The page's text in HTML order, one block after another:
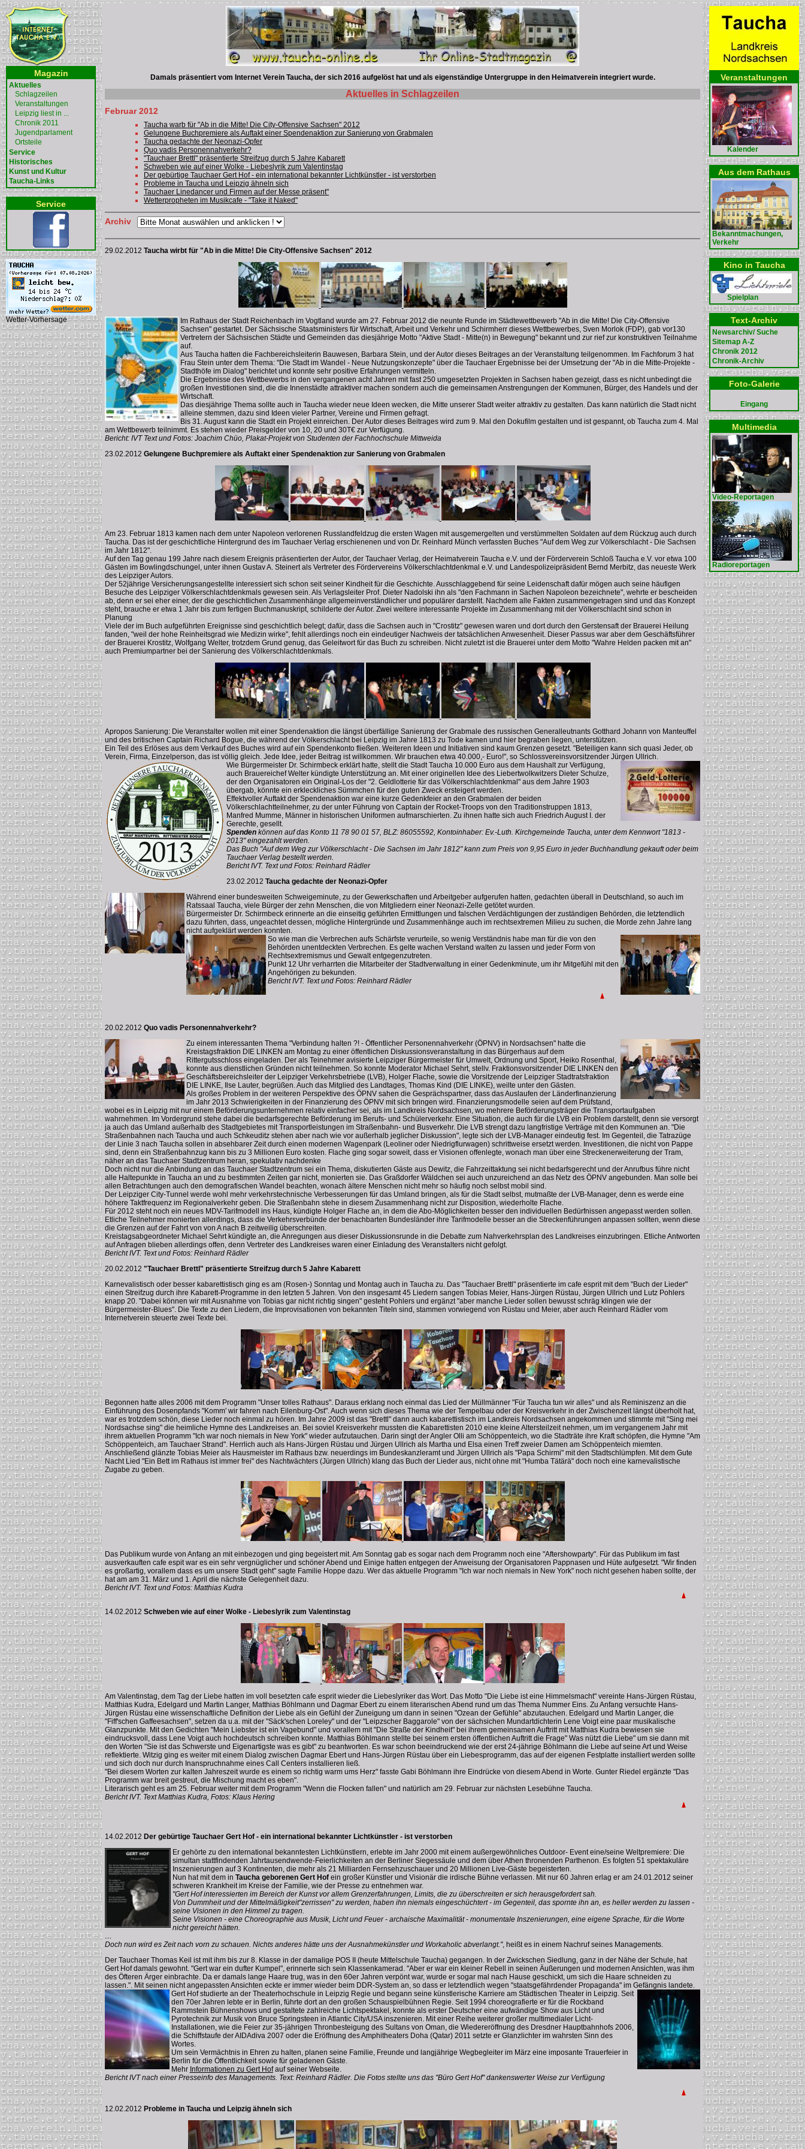
Magazin
Aktuelles
Schlagzeilen
Veranstaltungen
Leipzig liest in ...
Chronik 2011
Jugendparlament
Ortsteile
Service
Historisches
Kunst und Kultur
Taucha-Links
Service
Wetter-Vorhersage
Damals präsentiert vom Internet Verein Taucha, der sich 2016 aufgelöst hat und als eigenständige Untergruppe in den Heimatverein integriert wurde.
Aktuelles in Schlagzeilen
Februar 2012
Taucha warb für "Ab in die Mitte! Die City-Offensive Sachsen" 2012
Gelungene Buchpremiere als Auftakt einer Spendenaktion zur Sanierung von Grabmalen
Taucha gedachte der Neonazi-Opfer
Quo vadis Personennahverkehr?
"Tauchaer Brettl" präsentierte Streifzug durch 5 Jahre Kabarett
Schweben wie auf einer Wolke - Liebeslyrik zum Valentinstag
Der gebürtige Tauchaer Gert Hof - ein international bekannter Lichtkünstler - ist verstorben
Probleme in Taucha und Leipzig ähneln sich
Tauchaer Linedancer und Firmen auf der Messe präsent"
Wetterpropheten im Musikcafe - "Take it Naked"
Archiv
29.02.2012 Taucha wirbt für "Ab in die Mitte! Die City-Offensive Sachsen" 2012
Im Rathaus der Stadt Reichenbach im Vogtland wurde am 27. Februar 2012 die neunte Runde im Städtewettbewerb "Ab in die Mitte! Die City-Offensive
Sachsen" gestartet. Der Sächsische Staatsministers für Wirtschaft, Arbeit und Verkehr und Schirmherr dieses Wettbewerbes, Sven Morlok (FDP), gab vor130
Vertretern der Sächsischen Städte und Gemeinden das diesjährige Motto "Aktive Stadt - Mitte(n) in Bewegung" bekannt und zur rief zur konstruktiven Teilnahme
auf.
Aus Taucha hatten die Fachbereichsleiterin Bauwesen, Barbara Stein, und der Autor dieses Beitrages an der Veranstaltung teilgenommen. Im Fachforum 3 hat
Frau Stein unter dem Thema: "Die Stadt im Wandel - Neue Nutzungskonzepte" über die Tauchaer Ergebnisse bei der Umsetzung der "Ab in die Mitte-Projekte -
Stadthöfe im Dialog" berichtet und konnte sehr positive Erfahrungen vermitteln.
Die Ergebnisse des Wettbewerbs in den vergangenen acht Jahren mit fast 250 umgesetzten Projekten in Sachsen haben gezeigt, dass es nicht unbedingt die
großen Investitionen sind, die die Innenstädte attraktiver machen sondern auch die gemeinsamen Anstrengungen der Kommunen, Bürger, des Handels und der
Wirtschaft.
Das diesjährige Thema sollte auch in Taucha wieder neue Ideen wecken, die Mitte unserer Stadt weiter attraktiv zu gestalten. Das kann natürlich die Stadt nicht
alleine stemmen, dazu sind Ideen vieler Partner, Vereine und Firmen gefragt.
Bis 31. August kann die Stadt ein Projekt einreichen. Der Autor dieses Beitrages wird zum 9. Mal den Dokufilm gestalten und ist gespannt, ob Taucha zum 4. Mal
am Wettbewerb teilnimmt. Es stehen wieder Preisgelder von 10, 20 und 30T€ zur Verfügung.
Bericht: IVT Text und Fotos: Joachim Chüo, Plakat-Projekt von Studenten der Fachhochschule Mittweida
23.02.2012 Gelungene Buchpremiere als Auftakt einer Spendenaktion zur Sanierung von Grabmalen
Am 23. Februar 1813 kamen nach dem unter Napoleon verlorenen Russlandfeldzug die ersten Wagen mit ausgemergelten und verstümmelten Soldaten auf dem Rückzug auch durch
Taucha. Das ist der geschichtliche Hintergrund des im Tauchaer Verlag erschienenen und von Dr. Reinhard Münch verfassten Buches "Auf dem Weg zur Völkerschlacht - Die Sachsen
im Jahr 1812".
Auf den Tag genau 199 Jahre nach diesem Ereignis präsentierten der Autor, der Tauchaer Verlag, der Heimatverein Taucha e.V. und der Förderverein Schloß Taucha e.V. vor etwa 100
Gästen im Bowlingdschungel, unter ihnen Gustav A. Steinert als Vertreter des Fördervereins Völkerschlachtdenkmal e.V. und Landespolizeipräsident Bernd Merbitz, das neueste Werk
des Leipziger Autors.
Der 52jährige Versicherungsangestellte interessiert sich schon seit seiner Kindheit für die Geschichte. Ausschlaggebend für seine Leidenschaft dafür mögen auch seine häufigen
Besuche des Leipziger Völkerschlachtdenkmals gewesen sein. Als Verlagsleiter Prof. Dieter Nadolski ihn als "den Fachmann in Sachen Napoleon bezeichnete", wehrte er bescheiden
ab, denn er sei eher einer, der die geschichtlichen Zusammenhänge allgemeinverständlicher und populärer darstellt. Nachdem alle Fakten zusammengetragen sind und das Konzept
steht, brauche er etwa 1 Jahr bis zum fertigen Buchmanuskript, schilderte der Autor. Zwei weitere interessante Projekte im Zusammenhang mit der Völkerschlacht sind schon in
Planung
Viele der im Buch aufgeführten Ereignisse sind geschichtlich belegt; dafür, dass die Sachsen auch in "Crostitz" gewesen waren und dort durch den Gerstensaft der Brauerei Heilung
fanden, "weil der hohe Reinheitsgrad wie Medizin wirke", fehlt allerdings noch ein eindeutiger Nachweis der tatsächlichen Anwesenheit. Dieser Passus war aber dem Geschäftsführer
der Brauerei Krostitz, Wolfgang Welter, trotzdem Grund genug, das Geleitwort für das Buch zu schreiben. Nicht zuletzt ist die Brauerei unter dem Motto "Wahre Helden packen mit an"
auch Premiumpartner bei der Sanierung des Völkerschlachtdenkmals.
Apropos Sanierung: Die Veranstalter wollen mit einer Spendenaktion die längst überfällige Sanierung der Grabmale des russischen Generalleutnants Gotthard Johann von Manteuffel
und des britischen Captain Richard Bogue, die während der Völkerschlacht bei Leipzig im Jahre 1813 zu Tode kamen und hier begraben liegen, unterstützen.
Ein Teil des Erlöses aus dem Verkauf des Buches wird auf ein Spendenkonto fließen. Weiteren Ideen und Initiativen sind kaum Grenzen gesetzt. "Beteiligen kann sich quasi Jeder, ob
Verein, Firma, Einzelperson, das ist völlig gleich. Jede Idee, jeder Beitrag ist willkommen. Wir brauchen etwa 40.000,- Euro!", so Schlossvereinsvorsitzender Jürgen Ullrich.
Wie Bürgermeister Dr. Schirmbeck erklärt hatte, stellt die Stadt Taucha 10.000 Euro aus dem Haushalt zur Verfügung,
auch Brauereichef Welter kündigte Unterstützung an. Mit einer originellen Idee des Liebertwolkwitzers Dieter Schulze,
der den Organisatoren ein Original-Los der "2. Geldlotterie für das Völkerschlachtdenkmal" aus dem Jahre 1903
übergab, könnte ein erkleckliches Sümmchen für den guten Zweck ersteigert werden.
Effektvoller Auftakt der Spendenaktion war eine kurze Gedenkfeier an den Grabmalen der beiden
Völkerschlachtteilnehmer, zu der unter Führung von Captain der Rocket-Troops von den Traditionstruppen 1813,
Manfred Mumme, Männer in historischen Uniformen aufmarschierten. Zu ihnen hatte sich auch Friedrich August I. der
Gerechte, gesellt.
Spenden können auf das Konto 11 78 90 01 57, BLZ: 86055592, Kontoinhaber: Ev.-Luth. Kirchgemeinde Taucha, unter dem Kennwort "1813 -
2013" eingezahlt werden.
Das Buch "Auf dem Weg zur Völkerschlacht - Die Sachsen im Jahr 1812" kann zum Preis von 9,95 Euro in jeder Buchhandlung gekauft oder beim
Tauchaer Verlag bestellt werden.
Bericht IVT. Text und Fotos: Reinhard Rädler
23.02.2012 Taucha gedachte der Neonazi-Opfer
Während einer bundesweiten Schweigeminute, zu der Gewerkschaften und Arbeitgeber aufgerufen hatten, gedachten überall in Deutschland, so auch im
Ratssaal Taucha, viele Bürger der zehn Menschen, die von Mitgliedern einer Neonazi-Zelle getötet wurden.
Bürgermeister Dr. Schirmbeck erinnerte an die einseitig geführten Ermittlungen und falschen Verdächtigungen der zuständigen Behörden, die letztendlich
dazu führten, dass, ungeachtet dessen, mögliche Hintergründe und Zusammenhänge auch im rechtsextremen Milieu zu suchen, die Morde zehn Jahre lang
nicht aufgeklärt werden konnten.
So wie man die Verbrechen aufs Schärfste verurteile, so wenig Verständnis habe man für die von den
Behörden unentdeckten Verbrechen. Es gelte wachen Verstand walten zu lassen und jeder Form von
Rechtsextremismus und Gewalt entgegenzutreten.
Punkt 12 Uhr verharrten die Mitarbeiter der Stadtverwaltung in einer Gedenkminute, um ihr Mitgefühl mit den
Angehörigen zu bekunden.
Bericht IVT. Text und Fotos: Reinhard Rädler
20.02.2012 Quo vadis Personennahverkehr?
Zu einem interessanten Thema "Verbindung halten ?! - Öffentlicher Personennahverkehr (ÖPNV) in Nordsachsen" hatte die
Kreistagsfraktion DIE LINKEN am Montag zu einer öffentlichen Diskussionsveranstaltung in das Bürgerhaus auf dem
Rittergutsschloss eingeladen. Der als Teinehmer avisierte Leipziger Bürgermeister für Umwelt, Ordnung und Sport, Heiko Rosenthal,
konnte aus dienstlichen Gründen nicht teilnehmen. So konnte Moderator Michael Sehrt, stellv. Fraktionsvorsitzender DIE LINKEN den
Geschäftsbereichsleiter der Leipziger Verkehrsbetriebe (LVB), Holger Flache, sowie die Vorsitzende der Leipziger Stadtratsfraktion
DIE LINKE, Ilse Lauter, begrüßen. Auch das Mitglied des Landtages, Thomas Kind (DIE LINKE), weilte unter den Gästen.
Als großes Problem in der weiteren Perspektive des ÖPNV sahen die Gesprächspartner, dass das Auslaufen der Länderfinanzierung
im Jahr 2013 Schwierigkeiten in der Finanzierung des ÖPNV mit sich bringen wird. Finanzierungsmodelle seien auf dem Prüfstand,
wobei es in Leipzig mit nur einem Beförderungsunternehmen relativ einfacher sei, als im Landkreis Nordsachsen, wo mehrere Beförderungsträger die Transportaufgaben
wahrnehmen. Im Vordergrund stehe dabei die bedarfsgerechte Beförderung im Berufs- und Schülerverkehr. Eine Situation, die auch für die LVB ein Problem darstellt, denn sie versorgt
ja auch das Umland außerhalb des Stadtgebietes mit Transportleistungen im Straßenbahn- und Busverkehr. Die LVB strengt dazu langfristige Verträge mit den Kommunen an. "Die
Straßenbahnen nach Taucha und auch Schkeuditz stehen aber nach wie vor außerhalb jeglicher Diskussion", legte sich der LVB-Manager eindeutig fest. Im Gegenteil, die Tatrazüge
der Linie 3 nach Taucha sollen in absehbarer Zeit durch einen modernen Wagenpark (Leoliner oder Niedrigflurwagen) schrittweise ersetzt werden. Investitionen, die nicht von Pappe
sind, denn ein Straßenbahnzug kann bis zu 3 Millionen Euro kosten. Flache ging sogar soweit, dass er Visionen offenlegte, wonach man über eine Streckenerweiterung der Tram,
näher an das Tauchaer Stadtzentrum heran, spekulativ nachdenke
Doch nicht nur die Anbindung an das Tauchaer Stadtzentrum sei ein Thema, diskutierten Gäste aus Dewitz, die Fahrzeittaktung sei nicht bedarfsgerecht und der Anrufbus führe nicht
alle Haltepunkte in Taucha an und zu bestimmten Zeiten gar nicht, monierten sie. Das Graßdorfer Wäldchen sei auch unzureichend an das Netz des ÖPNV angebunden. Man solle bei
allen Betrachtungen auch den demografischen Wandel beachten, wonach ältere Menschen nicht mehr so häufig noch selbst mobil sind.
Der Leipziger City-Tunnel werde wohl mehr verkehrstechnische Verbesserungen für das Umland bringen, als für die Stadt selbst, mutmaßte der LVB-Manager, denn es werde eine
höhere Taktfrequenz im Regionalverkehr geben. Die Straßenbahn stehe in diesem Zusammenhang nicht zur Disposition, wiederholte Flache.
Für 2012 steht noch ein neues MDV-Tarifmodell ins Haus, kündigte Holger Flache an, in dem die Abo-Möglichkeiten besser den individuellen Bedürfnissen angepasst werden sollen.
Etliche Teilnehmer monierten allerdings, dass die Verkehrsverbünde der benachbarten Bundesländer ihre Tarifmodelle besser an die Streckenführungen anpassen sollten, wenn diese
die Grenzen auf der Fahrt von von A nach B zeitweilig überschreiten.
Kreistagsabgeordneter Michael Sehrt kündigte an, die Anregungen aus dieser Diskussionsrunde in die Debatte zum Nahverkehrsplan des Landkreises einzubringen. Etliche Antworten
auf Anfragen blieben allerdings offen, denn Vertreter des Landkreises waren einer Einladung des Veranstalters nicht gefolgt.
Bericht IVT. Text und Fotos: Reinhard Rädler
20.02.2012 "Tauchaer Brettl" präsentierte Streifzug durch 5 Jahre Kabarett
Karnevalistisch oder besser kabarettistisch ging es am (Rosen-) Sonntag und Montag auch in Taucha zu. Das "Tauchaer Brettl" präsentierte im cafe esprit mit dem "Buch der Lieder"
einen Streifzug durch ihre Kabarett-Programme in den letzten 5 Jahren. Von den insgesamt 45 Liedern sangen Tobias Meier, Hans-Jürgen Rüstau, Jürgen Ullrich und Lutz Pohlers
knapp 20. "Dabei können wir mit Ausnahme von Tobias gar nicht richtig singen" gesteht Pohlers und ergänzt "aber manche Lieder sollen bewusst schräg klingen wie der
Bürgermeister-Blues". Die Texte zu den Liedern, die Improvisationen von bekannten Titeln sind, stammen vorwiegend von Rüstau und Meier, aber auch Reinhard Rädler vom
Internetverein steuerte zwei Texte bei.
Begonnen hatte alles 2006 mit dem Programm "Unser tolles Rathaus". Daraus erklang noch einmal das Lied der Müllmänner "Für Taucha tun wir alles" und als Reminiszenz an die
Einführung des Dosenpfands "Komm' wir fahren nach Eilenburg-Ost". Auch wenn sich dieses Thema wie der Tempelbau oder der Kreisverkehr in der Zwischenzeit längst überholt hat,
war es trotzdem schön, diese Lieder noch einmal zu hören. Im Jahre 2009 ist das "Brettl" dann auch kabarettistisch im Landkreis Nordsachsen angekommen und stimmte mit "Sing mei
Nordsachse sing" die heimliche Hymne des Landkreises an. Bei soviel Kreisverkehr mussten die Kabarettisten 2010 eine kleine Altersteilzeit nehmen, um im vergangenem Jahr mit
ihrem aktuellen Programm "Ich war noch niemals in New York" wieder aufzutauchen. Darin singt der Angler Olli am Schöppenteich, wo die Stadträte ihre Kraft schöpfen, die Hymne "Am
Schöppenteich, am Tauchaer Strand". Herrlich auch als Hans-Jürgen Rüstau und Jürgen Ullrich als Martha und Elsa einen Treff zweier Damen am Schöppenteich miemten.
Anschließend glänzte Tobias Meier als Hausmeister im Rathaus bzw. neuerdings im Bundeskanzleramt und Jürgen Ullrich als "Papa Schirmi" mit den Stadtschlümpfen. Mit dem Gute
Nacht Lied "Ein Bett im Rathaus ist immer frei" des Nachtwächters (Jürgen Ullrich) klang das Buch der Lieder aus, nicht ohne mit "Humba Tätärä" doch noch eine karnevalistische
Zugabe zu geben.
Das Publikum wurde von Anfang an mit einbezogen und ging begeistert mit. Am Sonntag gab es sogar nach dem Programm noch eine "Aftershowparty". Für das Publikum im fast
ausverkauften cafe espit war es ein sehr vergnüglicher und schöner Abend und Einige hatten entgegen der Anweisung der Organisatoren Pappnasen und Hüte aufgesetzt. "Wir finden
es großartig, vorallem dass es um unsere Stadt geht" sagte Familie Hoppe dazu. Wer das aktuelle Programm "Ich war noch niemals in New York" noch nicht gesehen haben sollte, der
hat am am 31. März und 1. April die nächste Gelegenheit dazu.
Bericht IVT. Text und Fotos: Matthias Kudra
14.02.2012 Schweben wie auf einer Wolke - Liebeslyrik zum Valentinstag
Am Valentinstag, dem Tag der Liebe hatten im voll besetzten cafe esprit wieder die Liebeslyriker das Wort. Das Motto "Die Liebe ist eine Himmelsmacht" vereinte Hans-Jürgen Rüstau,
Matthias Kudra, Edelgard und Martin Langer, Matthias Böhlmann und Dagmar Ebert zu einem literarischen Abend rund um das Thema Nummer Eins. Zu Anfang versuchte Hans-
Jürgen Rüstau eine wissenschaftliche Definition der Liebe als ein Gefühl der Zuneigung um dann in seinen "Ozean der Gefühle" abzutauchen. Edelgard und Martin Langer, die
"Fiff'schen Gaffeesachsen", setzen da u.a. mit der "Säck'schen Loreley" und der "Leipzscher Baggarole" von der sächsichen Mundartdichterin Lene Voigt eine paar musikalische
Glanzpunkte. Mit den Gedichten "Mein Liebster ist ein Vagebund" und vorallem mit "Die Straße der Kindheit" bei ihrem gemeinsamen Auftritt mit Matthias Kudra bewiesen sie
eindrucksvoll, dass Lene Voigt auch hochdeutsch schreiben konnte. Matthias Böhlmann stellte bei seinem ersten öffentlichen Auftritt die Frage" Was nützt die Liebe" um sie dann mit
den Worten "Sie ist das Schwerste und Eigenartigste was es gibt" zu beantworten. Es war schon beeindruckend wie der erst 24-jährige Böhlmann die Liebe auf seine Art und Weise
reflektierte. Witzig ging es weiter mit einem Dialog zwischen Dagmar Ebert und Hans-Jürgen Rüstau über ein Liebesprogramm, das auf der eigenen Festplatte installiert werden sollte
und sich doch nur durch Inanspruchnahme eines Call Centers installieren ließ.
"Bei diesem Worten zur kalten Jahreszeit wurde es einem so richtig warm ums Herz" fasste Gabi Böhlmann ihre Eindrücke von diesem Abend in Worte. Gunter Riedel ergänzte "Das
Programm war breit gestreut, die Mischung macht es eben".
Literarisch geht es am 25. Februar weiter mit dem Programm "Wenn die Flocken fallen" und natürlich am 29. Februar zur nächsten Lesebühne Taucha.
Bericht IVT. Text Matthias Kudra, Fotos: Klaus Hering
14.02.2012 Der gebürtige Tauchaer Gert Hof - ein international bekannter Lichtkünstler - ist verstorben
Er gehörte zu den international bekanntesten Lichtkünstlern, erlebte im Jahr 2000 mit einem außergewöhnliches Outdoor- Event eine/seine Weltpremiere: Die
simultan stattfindenden Jahrtausendwende-Feierlichkeiten an der Berliner Siegessäule und dem über Athen thronenden Parthenon. Es folgten 51 spektakuläre
Inszenierungen auf 3 Kontinenten, die mehr als 21 Milliarden Fernsehzuschauer und 20 Millionen Live-Gäste begeisterten.
Nun hat mit dem inTaucha geborenen Gert Hof ein großer Künstler und Visionär die irdische Bühne verlassen. Mit nur 60 Jahren erlag er am 24.01.2012 seiner
schweren Krankheit im Kreise der Familie, wie der Presse zu entnehmen war.
"Gert Hof interessierten im Bereich der Kunst vor allem Grenzerfahrungen, Limits, die zu überschreiten er sich herausgefordert sah.
Von Dummheit und der Mittelmäßigkeit"zerrissen" zu werden, haben ihn niemals eingeschüchtert - im Gegenteil, das spornte ihn an, es heller werden zu lassen -
seine Visionen in den Himmel zu tragen.
Seine Visionen - eine Choreographie aus Musik, Licht und Feuer - archaische Maximalität - monumentale Inszenierungen, eine eigene Sprache, für die Worte
nicht gereicht hätten.
…
Doch nun wird es Zeit nach vorn zu schauen. Nichts anderes hätte uns der Ausnahmekünstler und Workaholic abverlangt.", heißt es in einem Nachruf seines Managements.
Der Tauchaer Thomas Keil ist mit ihm bis zur 8. Klasse in der damalige POS II (heute Mittelschule Taucha) gegangen. In der Zwickschen Siedlung, ganz in der Nähe der Schule, hat
Gert Hof damals gewohnt. "Gert war ein dufter Kumpel", erinnerte sich sein Klassenkamerad. "Aber er war ein kleiner Rebell in seinen Äußerungen und modernen Ansichten, was ihm
des Öfteren Ärger einbrachte. Da er damals lange Haare trug, was in den 60er Jahren verpönt war, wurde er sogar mal nach Hause geschickt, um sich die Haare schneiden zu
lassen.". Mit seinen nicht angepassten Ansichten eckte er immer wieder beim DDR-System an, so dass er letztendlich wegen "staatsgefährdender Propaganda" im Gefängnis landete.
Gert Hof studierte an der Theaterhochschule in Leipzig Regie und begann seine künstlerische Karriere am Städtischen Theater in Leipzig. Seit
den 70er Jahren lebte er in Berlin, führte dort an den großen Schauspielbühnen Regie. Seit 1994 choreografierte er für die Rockband
Rammstein Bühnenshows und gestaltete zahlreiche Lichtspektakel, konnte als erster Deutscher eine aufwändige Show aus Licht und
Pyrotechnik zur Musik von Bruce Springsteen in Atlantic City/USA inszenieren. Mit einer Reihe weiterer großer multimedialer Licht-
Installationen, wie die Feier zur 35-jährigen Thronbesteigung des Sultans von Oman, die Wiedereröffnung des Dresdner Hauptbahnhofs 2006,
die Schiffstaufe der AIDAdiva 2007 oder die Eröffnung des Amphitheaters Doha (Qatar) 2011 setzte er Glanzlichter im wahrsten Sinn des
Wortes.
Um sein Vermächtnis in Ehren zu halten, planen seine Familie, Freunde und langjährige Wegbegleiter im März eine imposante Trauerfeier in
Berlin für die Öffentlichkeit sowie für geladenen Gäste.
Mehr Informationen zu Gert Hofauf seiner Webseite.
Bericht IVT nach einer Presseinfo des Managements. Text: Reinhard Rädler. Die Fotos stellte uns das "Büro Gert Hof" dankenswerter Weise zur Verfügung
12.02.2012 Probleme in Taucha und Leipzig ähneln sich
Veranstaltungen
Kalender
Aus dem Rathaus
Bekanntmachungen,
Verkehr
Kino in Taucha
Spielplan
Text-Archiv
Newsarchiv/ Suche
Sitemap A-Z
Chronik 2012
Chronik-Archiv
Foto-Galerie
Eingang
Multimedia
Video-Reportagen
Radioreportagen